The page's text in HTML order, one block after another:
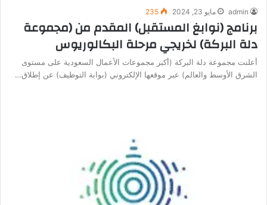
admin مايو 23, 2024 235
برنامج (نوابغ المستقبل) المقدم من (مجموعة
دلة البركة) لخريجي مرحلة البكالوريوس
أعلنت مجموعة دلة البركة (أكبر مجموعات الأعمال السعودية على مستوى
الشرق الأوسط والعالم) عبر موقعها الإلكتروني (بوابة التوظيف) عن إطلاق…